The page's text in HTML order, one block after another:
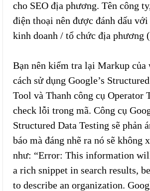
cho SEO địa phương. Tên công
điện thoại nên được đánh dấu
kinh doanh / tổ chức địa phương
Bạn nên kiểm tra lại Markup của
cách sử dụng Google’s
Tool và Thanh công cụ Operator
check lỗi trong mã. Công cụ
Structured Data Testing sẽ phản
báo mà đáng nhẽ ra nó sẽ không
như: “Error: This information
a rich snippet in search results,
to describe an organization.